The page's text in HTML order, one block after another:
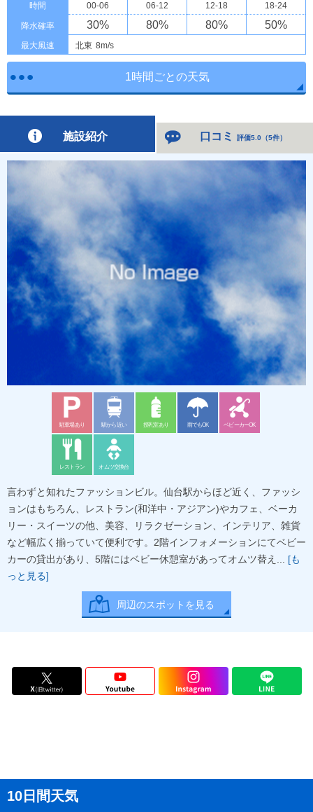
時間 00-06 06-12 12-18 18-24
降水確率 30% 80% 80% 50%
最大風速 北東 8m/s
1時間ごとの天気
施設紹介 口コミ 評価5.0 （5件）
駐車場あり 駅から近い 授乳室あり 雨でもOK ベビーカーOK
レストラン オムツ交換台
言わずと知れたファッションビル。仙台駅からほど近く、ファッシ
ョンはもちろん、レストラン(和洋中・アジアン)やカフェ、ベーカ
リー・スイーツの他、美容、リラクゼーション、インテリア、雑貨
など幅広く揃っていて便利です。2階インフォメーションにてベビー
カーの貸出があり、5階にはベビー休憩室があってオムツ替え... [も
っと見る]
周辺のスポットを見る
10日間天気